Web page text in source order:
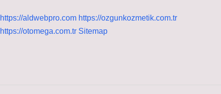
https://aldwebpro.com https://ozgunkozmetik.com.tr
https://otomega.com.tr Sitemap